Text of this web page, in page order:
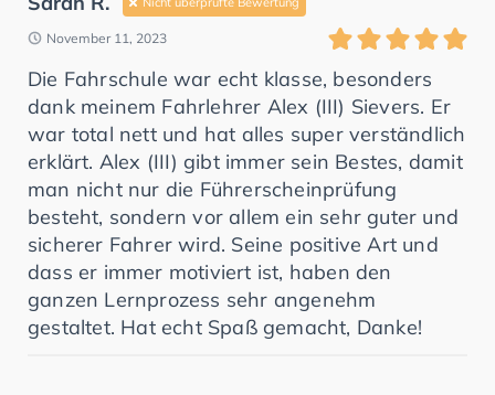
November 11, 2023
Die Fahrschule war echt klasse, besonders
dank meinem Fahrlehrer Alex (III) Sievers. Er
war total nett und hat alles super verständlich
erklärt. Alex (III) gibt immer sein Bestes, damit
man nicht nur die Führerscheinprüfung
besteht, sondern vor allem ein sehr guter und
sicherer Fahrer wird. Seine positive Art und
dass er immer motiviert ist, haben den
ganzen Lernprozess sehr angenehm
gestaltet. Hat echt Spaß gemacht, Danke!